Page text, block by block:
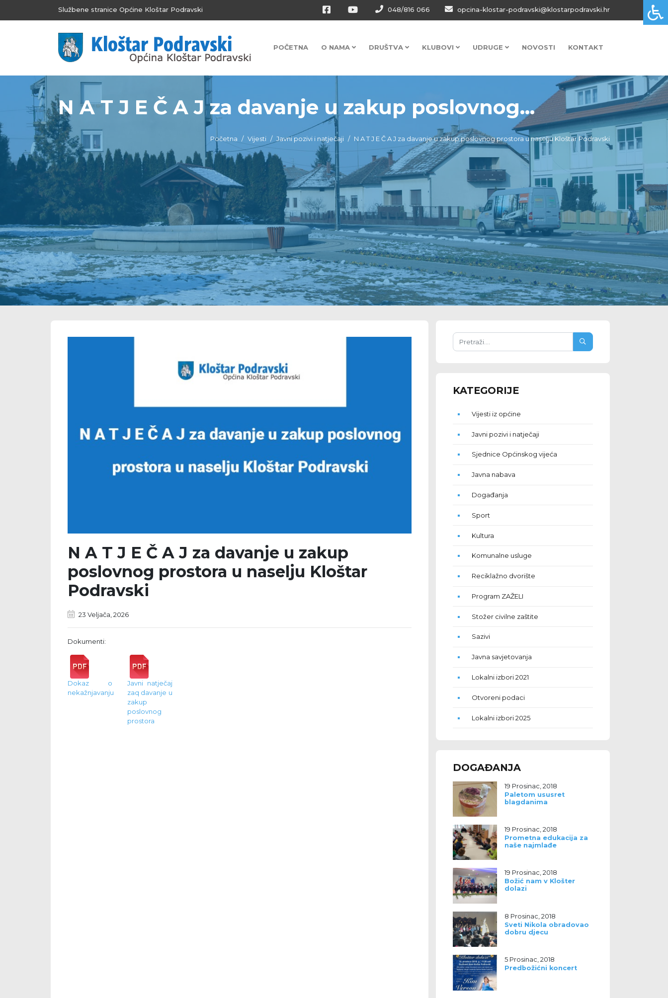
Službene stranice Općine Kloštar Podravski 048/816 066 opcina-klostar-podravski@klostarpodravski.hr
POČETNA O NAMA DRUŠTVA KLUBOVI UDRUGE NOVOSTI KONTAKT
N A T J E Č A J za davanje u zakup poslovnog...
Početna Vijesti Javni pozivi i natječaji N A T J E Č A J za davanje u zakup poslovnog prostora u naselju Kloštar Podravski
N A T J E Č A J za davanje u zakup
poslovnog prostora u naselju Kloštar
Podravski
23 Veljača, 2026
Dokumenti:
Dokaz o
nekažnjavanju
Javni natječaj
zaq davanje u
zakup
poslovnog
prostora
KATEGORIJE
Vijesti iz općine
Javni pozivi i natječaji
Sjednice Općinskog vijeća
Javna nabava
Događanja
Sport
Kultura
Komunalne usluge
Reciklažno dvorište
Program ZAŽELI
Stožer civilne zaštite
Sazivi
Javna savjetovanja
Lokalni izbori 2021
Otvoreni podaci
Lokalni izbori 2025
DOGAĐANJA
19 Prosinac, 2018
Paletom ususret
blagdanima
19 Prosinac, 2018
Prometna edukacija za
naše najmlađe
19 Prosinac, 2018
Božić nam v Klošter
dolazi
8 Prosinac, 2018
Sveti Nikola obradovao
dobru djecu
5 Prosinac, 2018
Predbožićni koncert